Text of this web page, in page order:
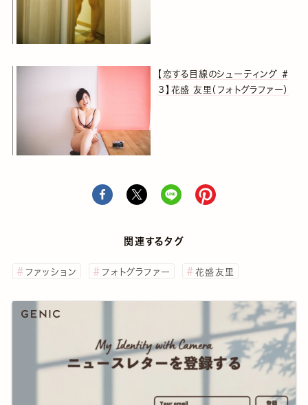
【恋する目線のシューティング ＃
３】花盛 友里（フォトグラファー）
関連するタグ
ファッション フォトグラファー 花盛友里